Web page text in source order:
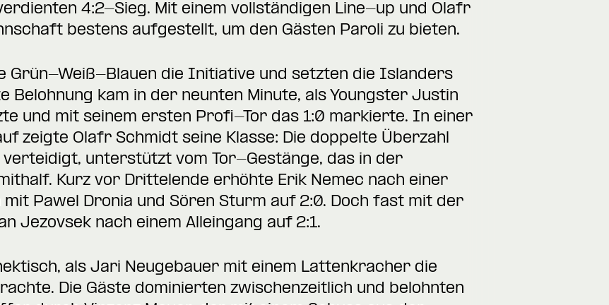
4:2-Sieg. Mit einem vollständigen Line-up und Olafr
bestens aufgestellt, um den Gästen Paroli zu bieten.
Grün-Weiß-Blauen die Initiative und setzten die Islanders
Belohnung kam in der neunten Minute, als Youngster Justin
und mit seinem ersten Profi-Tor das 1:0 markierte. In einer
zeigte Olafr Schmidt seine Klasse: Die doppelte Überzahl
unterstützt vom Tor-Gestänge, das in der
Kurz vor Drittelende erhöhte Erik Nemec nach einer
Pawel Dronia und Sören Sturm auf 2:0. Doch fast mit der
Jezovsek nach einem Alleingang auf 2:1.
als Jari Neugebauer mit einem Lattenkracher die
Die Gäste dominierten zwischenzeitlich und belohnten